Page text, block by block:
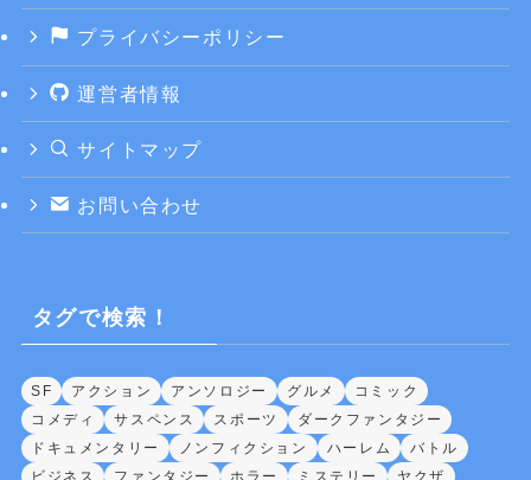
プライバシーポリシー
運営者情報
サイトマップ
お問い合わせ
タグで検索！
SF アクション アンソロジー グルメ
コミック
コメディ
サスペンス スポーツ
ダークファンタジー
ドキュメンタリー
ノンフィクション ハーレム
バトル